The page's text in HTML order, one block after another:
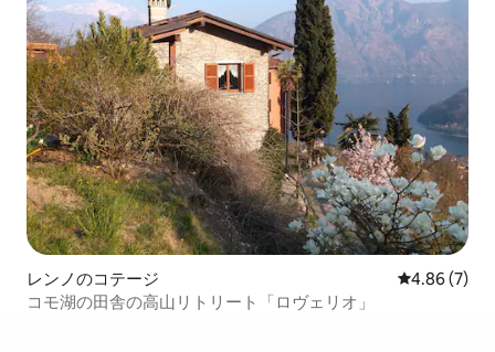
レンノのコテージ レビュー7
4.86 (7)
コモ湖の田舎の高山リトリート「ロヴェリオ」